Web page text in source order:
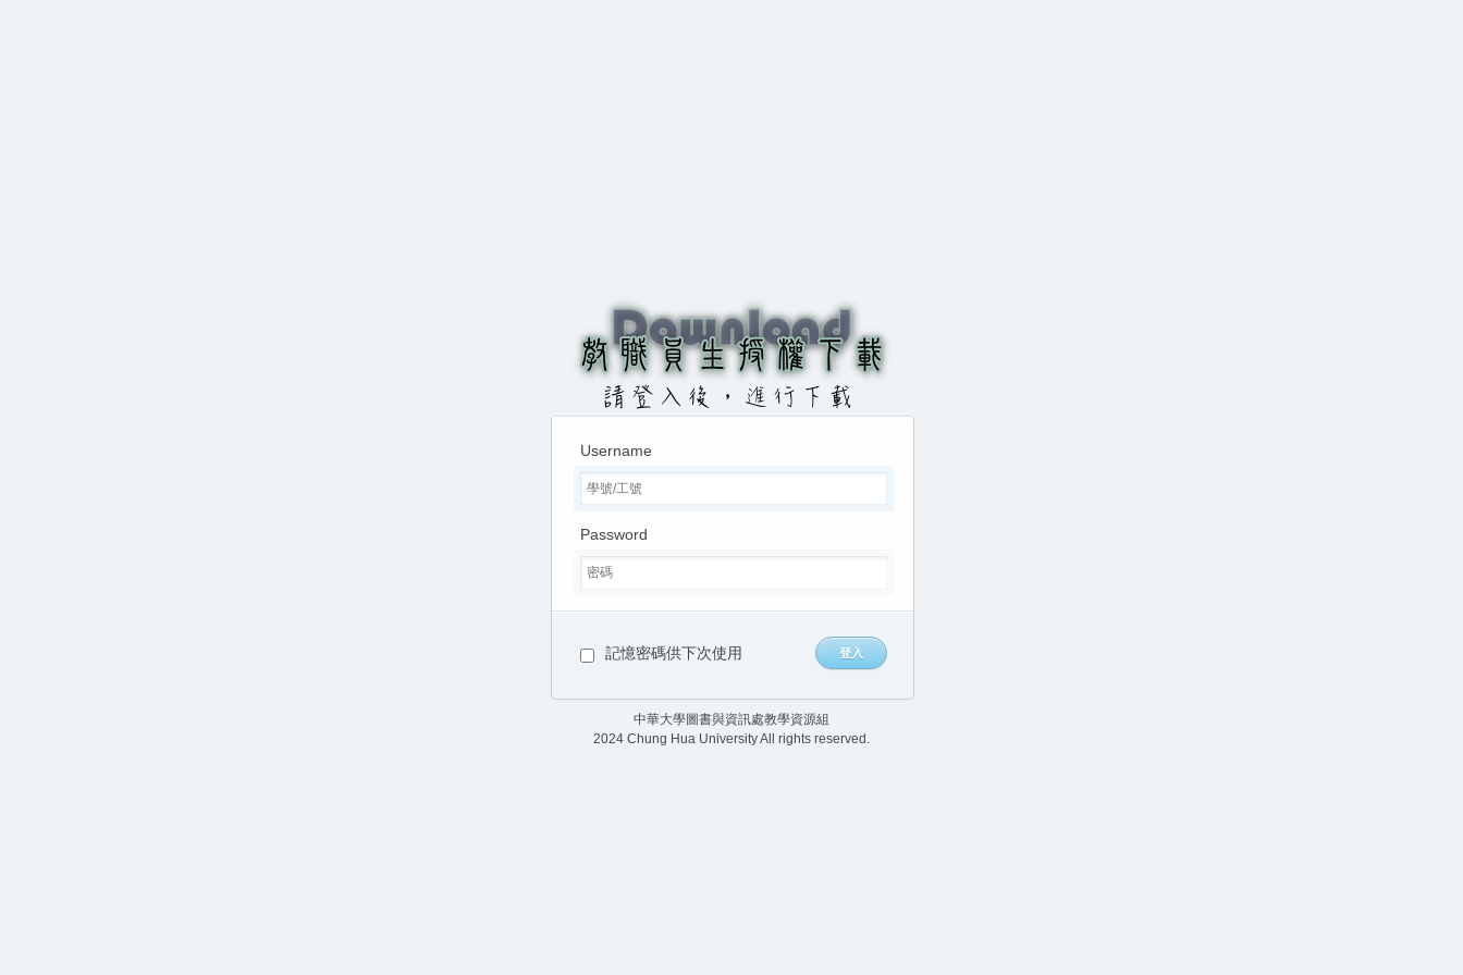
Username
Password
記憶密碼供下次使用
中華大學圖書與資訊處教學資源組
2024 Chung Hua University All rights reserved.